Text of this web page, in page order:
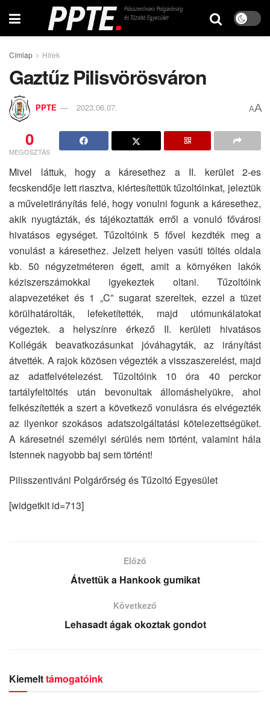
Címlap Hírek
Gaztűz Pilisvörösváron
PPTE 2023.06.07. AA
0
MEGOSZTÁS
Mivel láttuk, hogy a káresethez a II. kerület 2-es
fecskendője lett riasztva, kiértesítettük tűzoltóinkat, jeleztük
a műveletirányítás felé, hogy vonulni fogunk a káresethez,
akik nyugtázták, és tájékoztatták erről a vonuló fővárosi
hivatásos egységet. Tűzoltóink 5 fővel kezdték meg a
vonulást a káresethez. Jelzett helyen vasúti töltés oldala
kb. 50 négyzetméteren égett, amit a környéken lakók
kéziszerszámokkal igyekeztek oltani. Tűzoltóink
alapvezetéket és 1 „C” sugarat szereltek, ezzel a tüzet
körülhatárolták, lefeketítették, majd utómunkálatokat
végeztek. a helyszínre érkező II. kerületi hivatásos
Kollégák beavatkozásunkat jóváhagyták, az irányítást
átvették. A rajok közösen végezték a visszaszerelést, majd
az adatfelvételezést. Tűzoltóink 10 óra 40 perckor
tartályfeltöltés után bevonultak állomáshelyükre, ahol
felkészítették a szert a következő vonulásra és elvégezték
az ilyenkor szokásos adatszolgáltatási kötelezettségüket.
A káresetnél személyi sérülés nem történt, valamint hála
Istennek nagyobb baj sem történt!
Pilisszentiváni Polgárőrség és Tűzoltó Egyesület
[widgetkit id=713]
Előző
Átvettük a Hankook gumikat
Következő
Lehasadt ágak okoztak gondot
Kiemelttámogatóink